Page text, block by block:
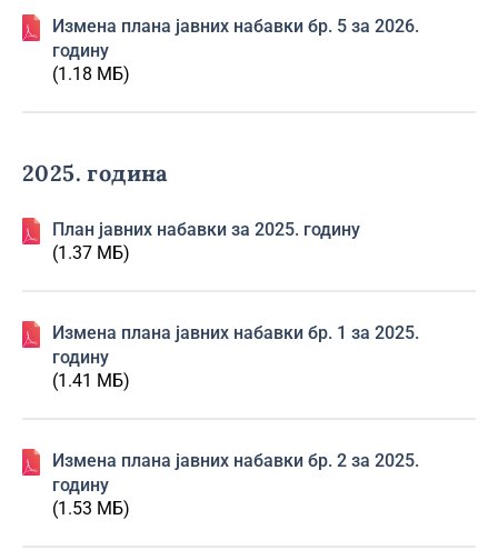
Изменa плана јавних набавки бр. 5 за 2026.
годину
(1.18 МБ)
2025. година
План јавних набавки за 2025. годину
(1.37 МБ)
Изменa плана јавних набавки бр. 1 за 2025.
годину
(1.41 МБ)
Изменa плана јавних набавки бр. 2 за 2025.
годину
(1.53 МБ)